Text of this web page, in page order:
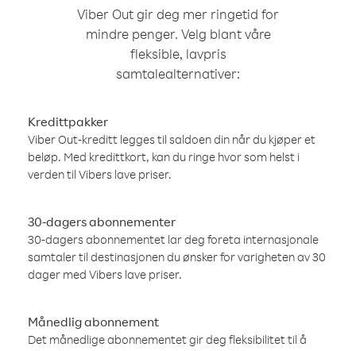
Viber Out gir deg mer ringetid for
mindre penger. Velg blant våre
fleksible, lavpris
samtalealternativer:
Kredittpakker
Viber Out-kreditt legges til saldoen din når du kjøper et
beløp. Med kredittkort, kan du ringe hvor som helst i
verden til Vibers lave priser.
30-dagers abonnementer
30-dagers abonnementet lar deg foreta internasjonale
samtaler til destinasjonen du ønsker for varigheten av 30
dager med Vibers lave priser.
Månedlig abonnement
Det månedlige abonnementet gir deg fleksibilitet til å